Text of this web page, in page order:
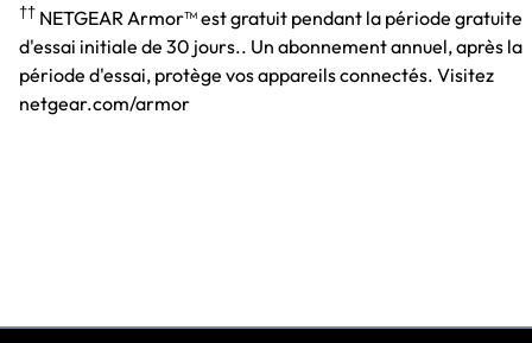
†† NETGEAR Armor™ est gratuit pendant la période gratuite
d'essai initiale de 30 jours.. Un abonnement annuel, après la
période d'essai, protège vos appareils connectés. Visitez
netgear.com/armor